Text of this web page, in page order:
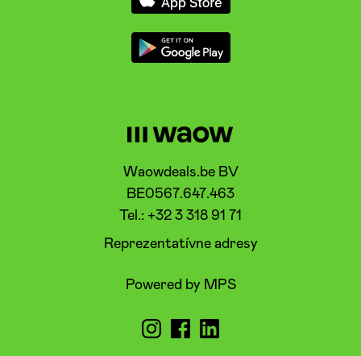
Waowdeals.be BV
BE0567.647.463
Tel.: +32 3 318 91 71
Reprezentatívne adresy
Powered by MPS